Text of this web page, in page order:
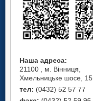
Наша адреса:
21100 , м. Вінниця,
Хмельницьке шосе, 15
тел: (0432) 52 57 77